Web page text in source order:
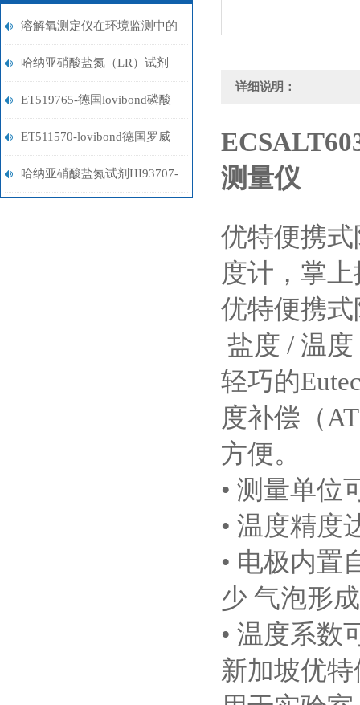
溶解氧测定仪在环境监测中的
关键作用
哈纳亚硝酸盐氮（LR）试剂
HI707-25
ET519765-德国lovibond磷酸
盐试剂
ET511570-lovibond德国罗威
邦DPD试剂
哈纳亚硝酸盐氮试剂HI93707-
详细说明：
测量仪
优特便携
度计，掌
优特便携
盐度 / 温度
轻巧的
度补偿（
方便。
• 测量单位
• 温度精度
• 电极内置
少 气泡形成
• 温度系数
新加坡优